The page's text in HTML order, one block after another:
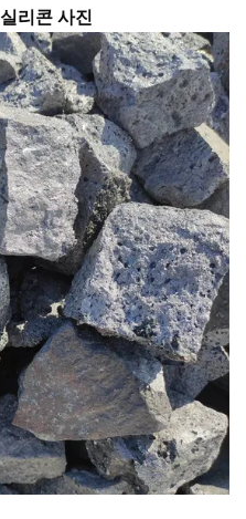
리콘 사진